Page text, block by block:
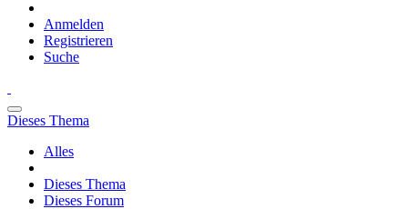
Anmelden
Registrieren
Suche
Dieses Thema
Alles
Dieses Thema
Dieses Forum